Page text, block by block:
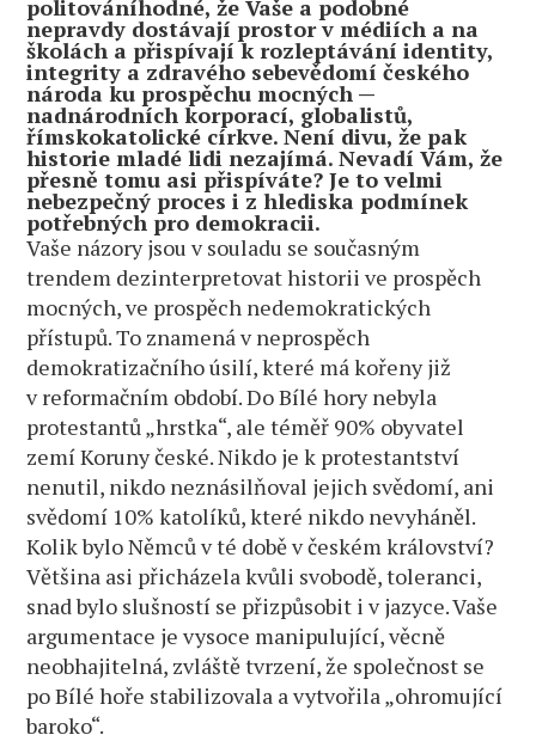
politováníhodné, že Vaše a podobné
nepravdy dostávají prostor v médiích a na
školách a přispívají k rozleptávání identity,
integrity a zdravého sebevědomí českého
národa ku prospěchu mocných —
nadnárodních korporací, globalistů,
římskokatolické církve. Není divu, že pak
historie mladé lidi nezajímá. Nevadí Vám, že
přesně tomu asi přispíváte? Je to velmi
nebezpečný proces i z hlediska podmínek
potřebných pro demokracii.
Vaše názory jsou v souladu se současným
trendem dezinterpretovat historii ve prospěch
mocných, ve prospěch nedemokratických
přístupů. To znamená v neprospěch
demokratizačního úsilí, které má kořeny již
v reformačním období. Do Bílé hory nebyla
protestantů „hrstka“, ale téměř 90% obyvatel
zemí Koruny české. Nikdo je k protestantství
nenutil, nikdo neznásilňoval jejich svědomí, ani
svědomí 10% katolíků, které nikdo nevyháněl.
Kolik bylo Němců v té době v českém království?
Většina asi přicházela kvůli svobodě, toleranci,
snad bylo slušností se přizpůsobit i v jazyce. Vaše
argumentace je vysoce manipulující, věcně
neobhajitelná, zvláště tvrzení, že společnost se
po Bílé hoře stabilizovala a vytvořila „ohromující
baroko“.